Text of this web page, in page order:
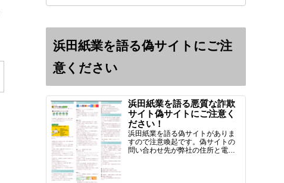
浜田紙業を語る偽サイトにご注
意ください
浜田紙業を語る悪質な詐欺
サイト偽サイトにご注意く
ださい！
浜田紙業を語る偽サイトがありま
すので注意喚起です。偽サイトの
問い合わせ先が弊社の住所と電話